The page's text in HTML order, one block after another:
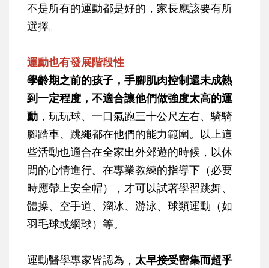
不是所有的運動都是好的，家長應該要有所
選擇。
運動也有發展階段性
學齡期之前的孩子，手腳肌肉控制還未成熟
到一定程度，不適合讓他們做強度太高的運
動 ，玩玩球、一口氣跑三十公尺左右、騎騎
腳踏車、跳繩都在他們的能力範圍。以上這
些活動也適合在全家出外郊遊的時候，以休
閒的心情進行。在專業教練的指導下（必要
時應帶上安全帽），才可以試著學習跳舞、
體操、空手道、溜冰、游泳、球類運動（如
羽毛球或網球）等。
運動醫學專家皆認為， 太早接受密集而超乎